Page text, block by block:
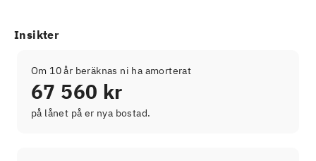
Insikter
Om 10 år beräknas ni ha amorterat
67 560 kr
på lånet på er nya bostad.